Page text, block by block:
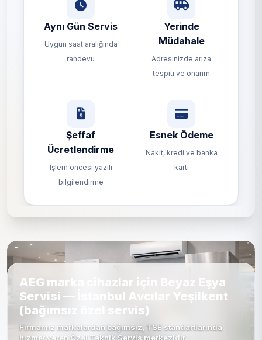
Aynı Gün Servis
Uygun saat aralığında
randevu
Yerinde
Müdahale
Adresinizde arıza
tespiti ve onarım
Şeffaf
Ücretlendirme
İşlem öncesi yazılı
bilgilendirme
Esnek Ödeme
Nakit, kredi ve banka
kartı
AEG marka cihazlar için Beyaz Eşya
Servisi — İstanbul Avcılar Yeşilkent
(bağımsız özel servis)
Firmamız markalardan bağımsız, TSE standartlarında
hizmet veren Özel Teknik Servis merkezidir.